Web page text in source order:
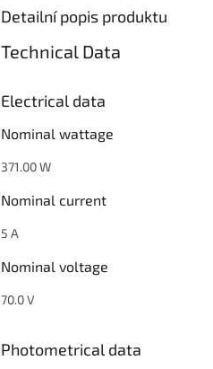
Detailní popis produktu
Technical Data
Electrical data
Nominal wattage
371.00 W
Nominal current
5 A
Nominal voltage
70.0 V
Photometrical data